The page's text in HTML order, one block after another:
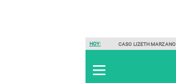
HOY: CASO LIZETH MARZANO